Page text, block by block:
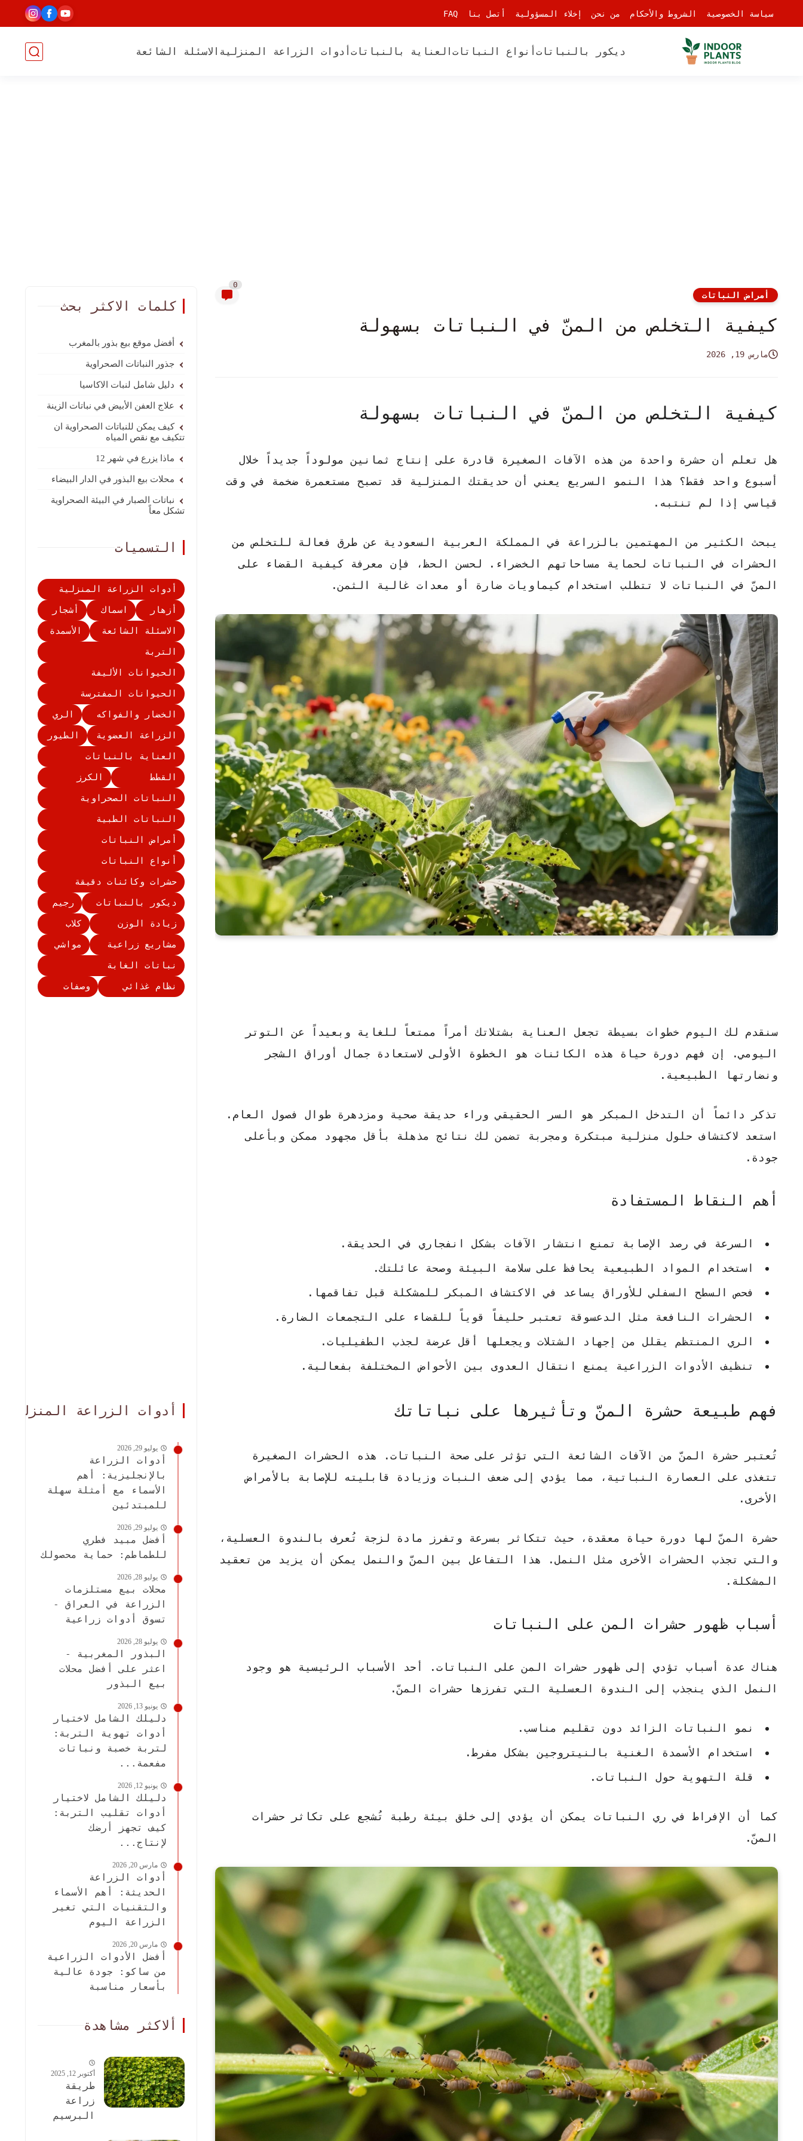
سياسة الخصوصية
الشروط والأحكام من نحن إخلاء المسؤولية أتصل بنا FAQ
ديكور بالنباتات أنواع النباتات العناية بالنباتات أدوات الزراعة المنزلية الاسئلة الشائعة
أمراض النباتات
0
كيفية التخلص من المنّ في النباتات بسهولة
مارس 19, 2026
كيفية التخلص من المنّ في النباتات بسهولة
هل تعلم أن حشرة واحدة من هذه الآفات الصغيرة قادرة على إنتاج ثمانين مولوداً جديداً خلال
أسبوع واحد فقط؟ هذا النمو السريع يعني أن حديقتك المنزلية قد تصبح مستعمرة ضخمة في وقت
قياسي إذا لم تنتبه.
يبحث الكثير من المهتمين بالزراعة في المملكة العربية السعودية عن طرق فعالة للتخلص من
الحشرات في النباتات لحماية مساحاتهم الخضراء. لحسن الحظ، فإن معرفة كيفية القضاء على
المنّ في النباتات لا تتطلب استخدام كيماويات ضارة أو معدات غالية الثمن.
سنقدم لك اليوم خطوات بسيطة تجعل العناية بشتلاتك أمراً ممتعاً للغاية وبعيداً عن التوتر
اليومي. إن فهم دورة حياة هذه الكائنات هو الخطوة الأولى لاستعادة جمال أوراق الشجر
ونضارتها الطبيعية.
تذكر دائماً أن التدخل المبكر هو السر الحقيقي وراء حديقة صحية ومزدهرة طوال فصول العام.
استعد لاكتشاف حلول منزلية مبتكرة ومجربة تضمن لك نتائج مذهلة بأقل مجهود ممكن وبأعلى
جودة.
أهم النقاط المستفادة
السرعة في رصد الإصابة تمنع انتشار الآفات بشكل انفجاري في الحديقة.
استخدام المواد الطبيعية يحافظ على سلامة البيئة وصحة عائلتك.
فحص السطح السفلي للأوراق يساعد في الاكتشاف المبكر للمشكلة قبل تفاقمها.
الحشرات النافعة مثل الدعسوقة تعتبر حليفاً قوياً للقضاء على التجمعات الضارة.
الري المنتظم يقلل من إجهاد الشتلات ويجعلها أقل عرضة لجذب الطفيليات.
تنظيف الأدوات الزراعية يمنع انتقال العدوى بين الأحواض المختلفة بفعالية.
فهم طبيعة حشرة المنّ وتأثيرها على نباتاتك
تُعتبر حشرة المنّ من الآفات الشائعة التي تؤثر على صحة النباتات. هذه الحشرات الصغيرة
تتغذى على العصارة النباتية، مما يؤدي إلى ضعف النبات وزيادة قابليته للإصابة بالأمراض
الأخرى.
حشرة المنّ لها دورة حياة معقدة، حيث تتكاثر بسرعة وتفرز مادة لزجة تُعرف بالندوة العسلية،
والتي تجذب الحشرات الأخرى مثل النمل. هذا التفاعل بين المنّ والنمل يمكن أن يزيد من تعقيد
المشكلة .
أسباب ظهور حشرات المن على النباتات
هناك عدة أسباب تؤدي إلى ظهور حشرات المن على النباتات. أحد الأسباب الرئيسية هو وجود
النمل الذي ينجذب إلى الندوة العسلية التي تفرزها حشرات المنّ.
نمو النباتات الزائد دون تقليم مناسب.
استخدام الأسمدة الغنية بالنيتروجين بشكل مفرط.
قلة التهوية حول النباتات.
كما أن الإفراط في ري النباتات يمكن أن يؤدي إلى خلق بيئة رطبة تُشجع على تكاثر حشرات
المنّ.
كلمات الاكثر بحث
أفضل موقع بيع بذور بالمغرب
جذور النباتات الصحراوية
دليل شامل لنبات الاكاسيا
علاج العفن الأبيض في نباتات الزينة
كيف يمكن للنباتات الصحراوية ان
تتكيف مع نقص المياه
ماذا يزرع في شهر 12
محلات بيع البذور في الدار البيضاء
نباتات الصبار في البيئة الصحراوية
تشكل معاً
التسميات
أدوات الزراعة المنزلية
أزهار
اسماك
أشجار
الاسئلة الشائعة
الأسمدة
التربة
الحيوانات الأليفة
الحيوانات المفترسة
الخضار والفواكه
الري
الزراعة العضوية
الطيور
العناية بالنباتات
القطط
الكرز
النباتات الصحراوية
النباتات الطبية
أمراض النباتات
أنواع النباتات
حشرات وكائنات دقيقة
ديكور بالنباتات
رجيم
زيادة الوزن
كلاب
مشاريع زراعية
مواشي
نباتات الغابة
نظام غذائي
وصفات
أدوات الزراعة المنزلية
يوليو 29, 2026
أدوات الزراعة
بالإنجليزية: أهم
الأسماء مع أمثلة سهلة
للمبتدئين
يوليو 29, 2026
أفضل مبيد فطري
للطماطم: حماية محصولك
يوليو 28, 2026
محلات بيع مستلزمات
الزراعة في العراق -
تسوق أدوات زراعية
يوليو 28, 2026
البذور المغربية -
اعثر على أفضل محلات
بيع البذور
يونيو 13, 2026
دليلك الشامل لاختيار
أدوات تهوية التربة:
لتربة خصبة ونباتات
مفعمة...
يونيو 12, 2026
دليلك الشامل لاختيار
أدوات تقليب التربة:
كيف تجهز أرضك
لإنتاج...
مارس 20, 2026
أدوات الزراعة
الحديثة: أهم الأسماء
والتقنيات التي تغير
الزراعة اليوم
مارس 20, 2026
أفضل الأدوات الزراعية
من ساكو: جودة عالية
بأسعار مناسبة
ألاكثر مشاهدة
أكتوبر 12, 2025
طريقة
زراعة
البرسيم